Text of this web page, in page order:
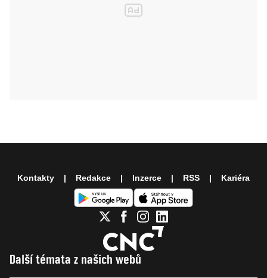
Další témata z našich webů
Kontakty Redakce Inzerce RSS Kariéra